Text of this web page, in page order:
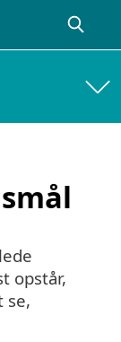
opstår,
se,